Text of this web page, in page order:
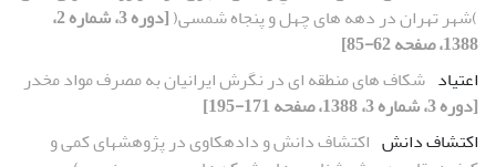
)شهر تهران در دهه های چهل و پنجاه شمسی(
[دوره 3، شماره 2،
1388، صفحه 62-85]
اعتیاد شکاف های منطقه ای در نگرش ایرانیان به مصرف مواد مخدر
[دوره 3، شماره 3، 1388، صفحه 171-195]
اکتشاف دانش اکتشاف دانش و دادهکاوی در پژوهشهای کمی و